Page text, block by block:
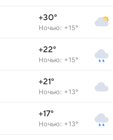
+30°
Ночью: +15°
+22°
Ночью: +15°
+21°
Ночью: +13°
+17°
Ночью: +13°